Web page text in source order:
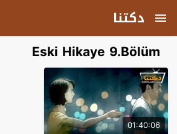
دكتنا
Eski Hikaye 9.Bölüm
01:40:06